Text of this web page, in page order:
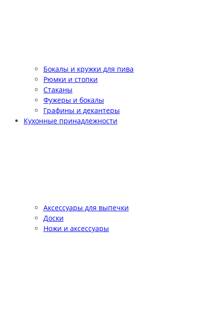
Бокалы и кружки для пива
Рюмки и стопки
Стаканы
Фужеры и бокалы
Графины и декантеры
Кухонные принадлежности
Аксессуары для выпечки
Доски
Ножи и аксессуары